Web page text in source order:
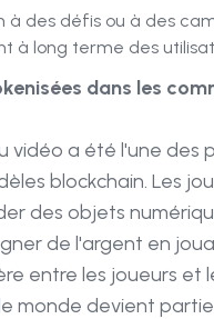
à des défis ou à des
à long terme des
dans les
vidéo a été l'une des
blockchain. Les
des objets
de l'argent en
entre les joueurs et
monde devient